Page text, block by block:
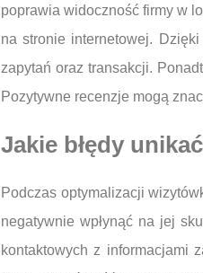
poprawia widoczność firmy w
na stronie internetowej.
zapytań oraz transakcji.
Pozytywne recenzje mogą
Jakie błędy
Podczas optymalizacji
negatywnie wpłynąć na jej
kontaktowych z informacjami